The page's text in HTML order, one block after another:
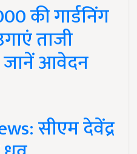
की गार्डनिंग
ताजी
जानें आवेदन
सीएम देवेंद्र